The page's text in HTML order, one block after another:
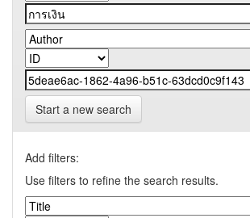
Start a new search
Add filters:
Use filters to refine the search results.